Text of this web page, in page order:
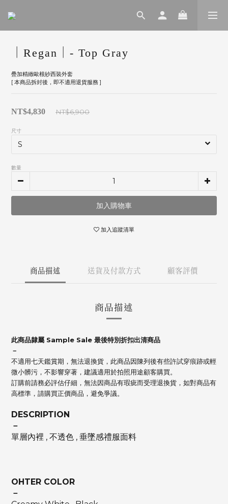
｜Regan｜- Top Gray
疊加精緻歐根紗西裝外套
[ 本商品拆封後，即不適用退貨服務 ]
NT$4,830 NT$6,900
尺寸
數量
加入購物車
加入追蹤清單
商品描述 送貨及付款方式 顧客評價
商品描述
此商品隸屬 Sample Sale 最後特別折扣出清商品
－
不適用七天鑑賞期，無法退換貨，此商品因陳列後有些許試穿痕跡或輕
微小髒污，不影響穿著，建議適用於拍照用途顧客購買。
訂購前請務必評估仔細，無法因商品有瑕疵而受理退換貨，如對商品有
高標準，請購買正價商品，避免爭議。
DESCRIPTION
－
單層內裡 , 不透色 , 垂墜感禮服面料
OHTER COLOR
－